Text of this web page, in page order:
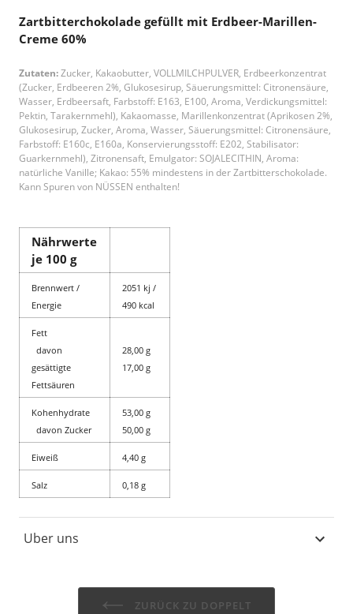
Zartbitterchokolade gefüllt mit Erdbeer-Marillen-
Creme 60%
Zutaten:Zucker, Kakaobutter, VOLLMILCHPULVER, Erdbeerkonzentrat
(Zucker, Erdbeeren 2%, Glukosesirup, Säuerungsmittel: Citronensäure,
Wasser, Erdbeersaft, Farbstoff: E163, E100, Aroma, Verdickungsmittel:
Pektin, Tarakernmehl), Kakaomasse, Marillenkonzentrat (Aprikosen 2%,
Glukosesirup, Zucker, Aroma, Wasser, Säuerungsmittel: Citronensäure,
Farbstoff: E160c, E160a, Konservierungsstoff: E202, Stabilisator:
Guarkernmehl), Zitronensaft, Emulgator: SOJALECITHIN, Aroma:
natürliche Vanille; Kakao: 55% mindestens in der Zartbitterschokolade.
Kann Spuren von NÜSSEN enthalten!
Nährwerte
je 100 g
Brennwert /
Energie
2051 kj /
490 kcal
Fett
davon
gesättigte
Fettsäuren
28,00 g
17,00 g
Kohenhydrate
davon Zucker
53,00 g
50,00 g
Eiweiß 4,40 g
Salz 0,18 g
Uber uns
ZURÜCK ZU DOPPELT